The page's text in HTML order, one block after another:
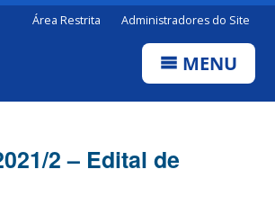
Área Restrita Administradores do Site
MENU
2 – Edital de